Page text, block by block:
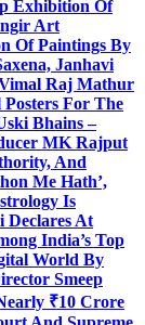
Exhibition Of
Art
Of Paintings By
Janhavi
Raj Mathur
For The
Bhains –
MK Rajput
And
Me Hath’,
Is
Declares At
India’s Top
World By
Smeep
₹10 Crore